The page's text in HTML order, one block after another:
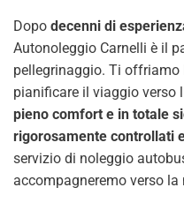
Dopo decenni di
Autonoleggio Carnelli è il
pellegrinaggio. Ti
pianificare il viaggio verso
pieno comfort e in totale
rigorosamente controllati
servizio di noleggio
accompagneremo verso